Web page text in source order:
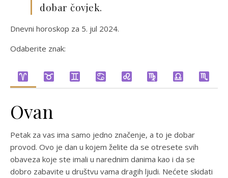
dobar čovjek.
Dnevni horoskop za 5. jul 2024.
Odaberite znak:
Ovan
Petak za vas ima samo jedno značenje, a to je dobar
provod. Ovo je dan u kojem želite da se otresete svih
obaveza koje ste imali u narednim danima kao i da se
dobro zabavite u društvu vama dragih ljudi. Nećete skidati